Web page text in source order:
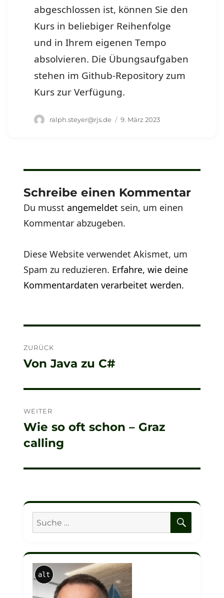
abgeschlossen ist, können Sie den
Kurs in beliebiger Reihenfolge
und in Ihrem eigenen Tempo
absolvieren. Die Übungsaufgaben
stehen im Github-Repository zum
Kurs zur Verfügung.
Autor
ralph.steyer@rjs.de
Veröffentlicht
9. März 2023
Schreibe einen Kommentar
Du musstangemeldet sein, um einen
Kommentar abzugeben.
Diese Website verwendet Akismet, um
Spam zu reduzieren. Erfahre, wie deine
Kommentardaten verarbeitet werden.
ZURÜCK
Vorheriger
Von Java zu C#
WEITER
Nächster
Beitrag:
Wie so oft schon – Graz
calling
Suche
nach:
alt